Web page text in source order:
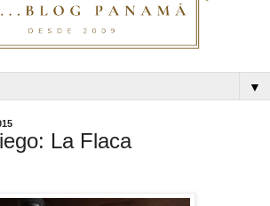
▼
La Flaca